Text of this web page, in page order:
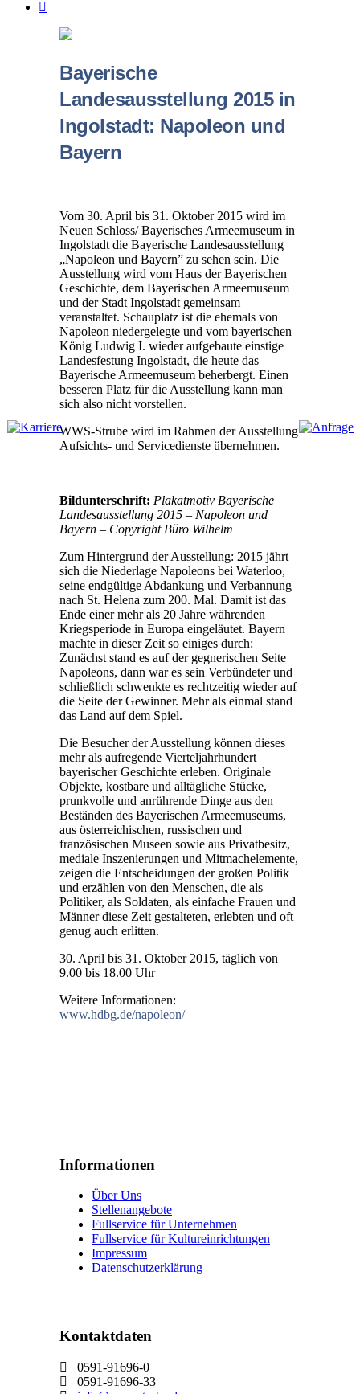
Bayerische
Landesausstellung 2015 in
Ingolstadt: Napoleon und
Bayern
Vom 30. April bis 31. Oktober 2015 wird im
Neuen Schloss/ Bayerisches Armeemuseum in
Ingolstadt die Bayerische Landesausstellung
„Napoleon und Bayern” zu sehen sein. Die
Ausstellung wird vom Haus der Bayerischen
Geschichte, dem Bayerischen Armeemuseum
und der Stadt Ingolstadt gemeinsam
veranstaltet. Schauplatz ist die ehemals von
Napoleon niedergelegte und vom bayerischen
König Ludwig I. wieder aufgebaute einstige
Landesfestung Ingolstadt, die heute das
Bayerische Armeemuseum beherbergt. Einen
besseren Platz für die Ausstellung kann man
sich also nicht vorstellen.
WWS-Strube wird im Rahmen der Ausstellung
Aufsichts- und Servicedienste übernehmen.
Bildunterschrift: Plakatmotiv Bayerische
Landesausstellung 2015 – Napoleon und
Bayern – Copyright Büro Wilhelm
Zum Hintergrund der Ausstellung: 2015 jährt
sich die Niederlage Napoleons bei Waterloo,
seine endgültige Abdankung und Verbannung
nach St. Helena zum 200. Mal. Damit ist das
Ende einer mehr als 20 Jahre währenden
Kriegsperiode in Europa eingeläutet. Bayern
machte in dieser Zeit so einiges durch:
Zunächst stand es auf der gegnerischen Seite
Napoleons, dann war es sein Verbündeter und
schließlich schwenkte es rechtzeitig wieder auf
die Seite der Gewinner. Mehr als einmal stand
das Land auf dem Spiel.
Die Besucher der Ausstellung können dieses
mehr als aufregende Vierteljahrhundert
bayerischer Geschichte erleben. Originale
Objekte, kostbare und alltägliche Stücke,
prunkvolle und anrührende Dinge aus den
Beständen des Bayerischen Armeemuseums,
aus österreichischen, russischen und
französischen Museen sowie aus Privatbesitz,
mediale Inszenierungen und Mitmachelemente,
zeigen die Entscheidungen der großen Politik
und erzählen von den Menschen, die als
Politiker, als Soldaten, als einfache Frauen und
Männer diese Zeit gestalteten, erlebten und oft
genug auch erlitten.
30. April bis 31. Oktober 2015, täglich von
9.00 bis 18.00 Uhr
Weitere Informationen:
www.hdbg.de/napoleon/
Informationen
Über Uns
Stellenangebote
Fullservice für Unternehmen
Fullservice für Kultureinrichtungen
Impressum
Datenschutzerklärung
Kontaktdaten
0591-91696-0
0591-91696-33